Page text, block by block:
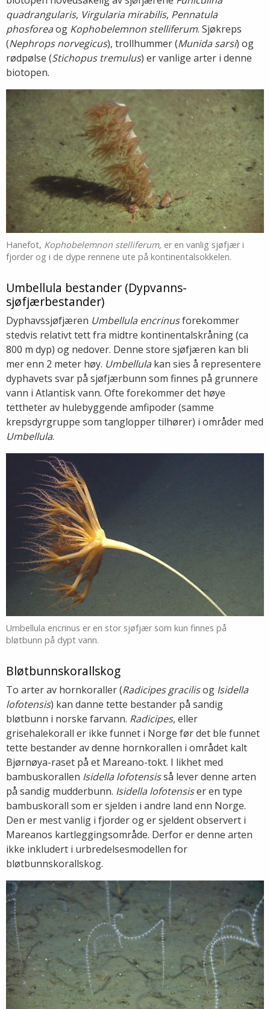
quadrangularis, Virgularia mirabilis, Pennatula
phosforeaog Kophobelemnon stelliferum. Sjøkreps
(Nephrops norvegicus), trollhummer (Munida sarsi) og
rødpølse (Stichopus tremulus) er vanlige arter i denne
biotopen.
Hanefot, Kophobelemnon stelliferum, er en vanlig sjøfjær i
fjorder og i de dype rennene ute på kontinentalsokkelen.
Umbellula bestander (Dypvanns-
sjøfjærbestander)
Dyphavssjøfjæren Umbellula encrinusforekommer
stedvis relativt tett fra midtre kontinentalskråning (ca
800 m dyp) og nedover. Denne store sjøfjæren kan bli
mer enn 2 meter høy. Umbellulakan sies å representere
dyphavets svar på sjøfjærbunn som finnes på grunnere
vann i Atlantisk vann. Ofte forekommer det høye
tettheter av hulebyggende amfipoder (samme
krepsdyrgruppe som tanglopper tilhører) i områder med
Umbellula.
Umbellula encrinus er en stor sjøfjær som kun finnes på
bløtbunn på dypt vann.
Bløtbunnskorallskog
To arter av hornkoraller (Radicipes gracilisog Isidella
lofotensis) kan danne tette bestander på sandig
bløtbunn i norske farvann. Radicipes, eller
grisehalekorall er ikke funnet i Norge før det ble funnet
tette bestander av denne hornkorallen i området kalt
Bjørnøya-raset på et Mareano-tokt. I likhet med
bambuskorallen Isidella lofotensisså lever denne arten
på sandig mudderbunn. Isidella lofotensiser en type
bambuskorall som er sjelden i andre land enn Norge.
Den er mest vanlig i fjorder og er sjeldent observert i
Mareanos kartleggingsområde. Derfor er denne arten
ikke inkludert i urbredelsesmodellen for
bløtbunnskorallskog.